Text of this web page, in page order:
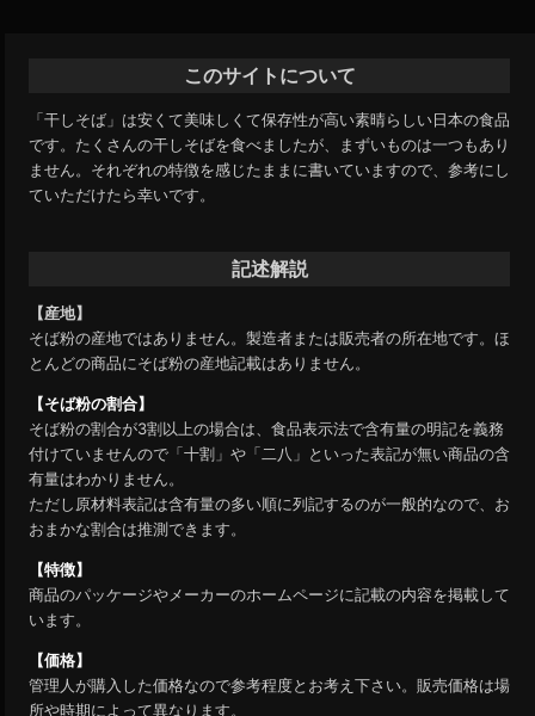
このサイトについて
「干しそば」は安くて美味しくて保存性が高い素晴らしい日本の食品
です。たくさんの干しそばを食べましたが、まずいものは一つもあり
ません。それぞれの特徴を感じたままに書いていますので、参考にし
ていただけたら幸いです。
記述解説
【産地】
そば粉の産地ではありません。製造者または販売者の所在地です。ほ
とんどの商品にそば粉の産地記載はありません。
【そば粉の割合】
そば粉の割合が3割以上の場合は、食品表示法で含有量の明記を義務
付けていませんので「十割」や「二八」といった表記が無い商品の含
有量はわかりません。
ただし原材料表記は含有量の多い順に列記するのが一般的なので、お
おまかな割合は推測できます。
【特徴】
商品のパッケージやメーカーのホームページに記載の内容を掲載して
います。
【価格】
管理人が購入した価格なので参考程度とお考え下さい。販売価格は場
所や時期によって異なります。